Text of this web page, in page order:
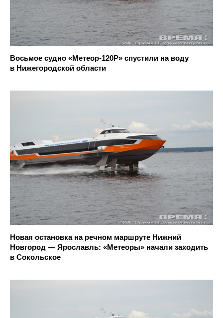
Восьмое судно «Метеор-120Р» спустили на воду
в Нижегородской области
Новая остановка на речном маршруте Нижний
Новгород — Ярославль: «Метеоры» начали заходить
в Сокольское